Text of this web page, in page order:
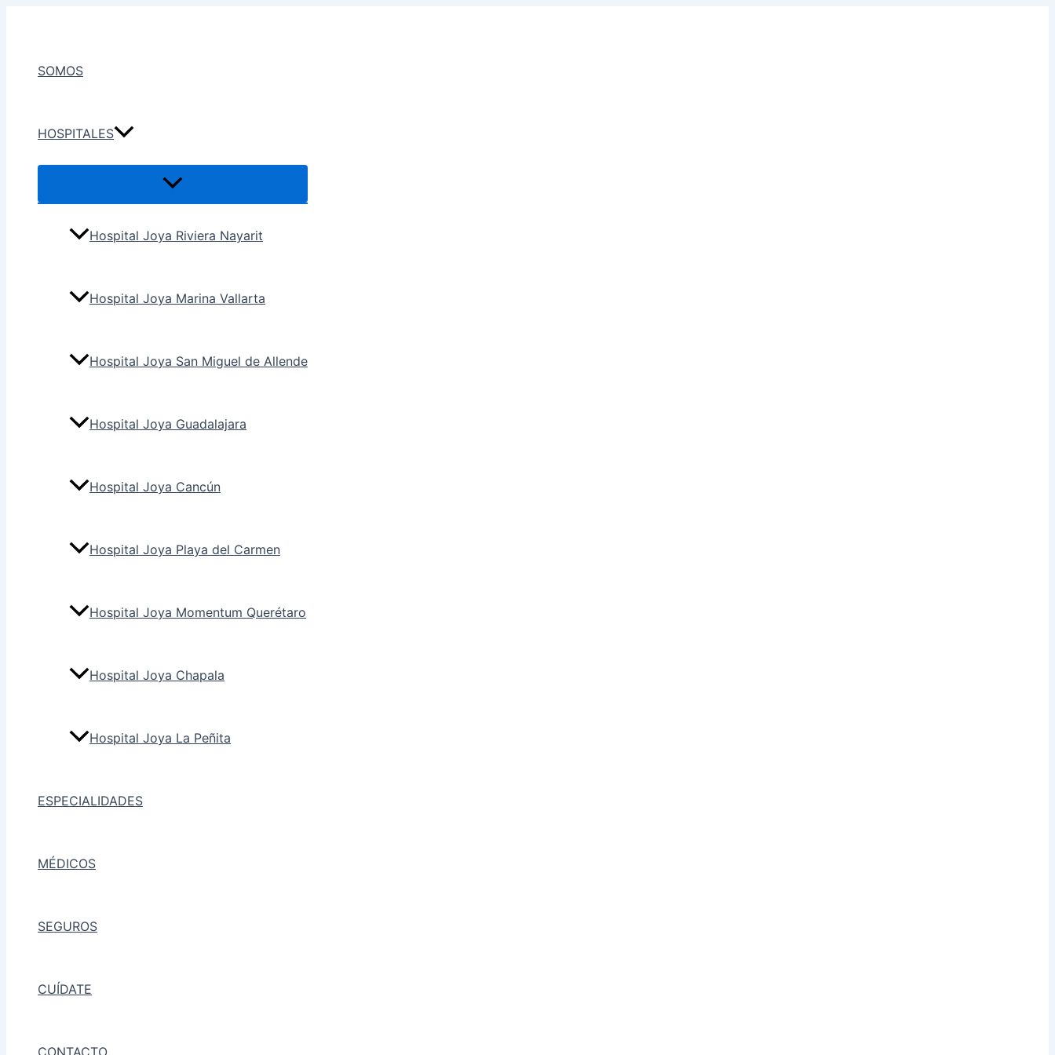
SOMOS
HOSPITALES
Hospital Joya Riviera Nayarit
Hospital Joya Marina Vallarta
Hospital Joya San Miguel de Allende
Hospital Joya Guadalajara
Hospital Joya Cancún
Hospital Joya Playa del Carmen
Hospital Joya Momentum Querétaro
Hospital Joya Chapala
Hospital Joya La Peñita
ESPECIALIDADES
MÉDICOS
SEGUROS
CUÍDATE